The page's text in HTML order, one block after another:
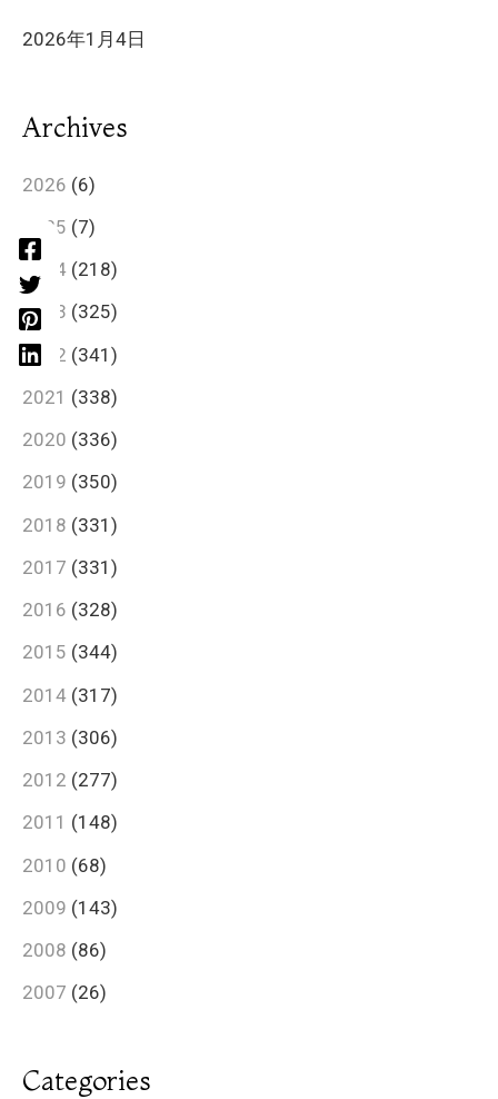
2026年1月4日
Archives
2026 (6)
2025 (7)
2024 (218)
2023 (325)
2022 (341)
2021 (338)
2020 (336)
2019 (350)
2018 (331)
2017 (331)
2016 (328)
2015 (344)
2014 (317)
2013 (306)
2012 (277)
2011 (148)
2010 (68)
2009 (143)
2008 (86)
2007 (26)
Categories